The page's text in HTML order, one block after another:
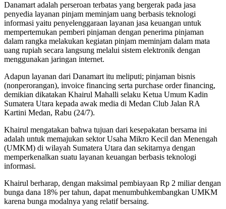
Danamart adalah perseroan terbatas yang bergerak pada jasa
penyedia layanan pinjam meminjam uang berbasis teknologi
informasi yaitu penyelenggaraan layanan jasa keuangan untuk
mempertemukan pemberi pinjaman dengan penerima pinjaman
dalam rangka melakukan kegiatan pinjam meminjam dalam mata
uang rupiah secara langsung melalui sistem elektronik dengan
menggunakan jaringan internet.
Adapun layanan dari Danamart itu meliputi; pinjaman bisnis
(nonperorangan), invoice financing serta purchase order financing,
demikian dikatakan Khairul Mahalli selaku Ketua Umum Kadin
Sumatera Utara kepada awak media di Medan Club Jalan RA
Kartini Medan, Rabu (24/7).
Khairul mengatakan bahwa tujuan dari kesepakatan bersama ini
adalah untuk memajukan sektor Usaha Mikro Kecil dan Menengah
(UMKM) di wilayah Sumatera Utara dan sekitarnya dengan
memperkenalkan suatu layanan keuangan berbasis teknologi
informasi.
Khairul berharap, dengan maksimal pembiayaan Rp 2 miliar dengan
bunga dana 18% per tahun, dapat menumbuhkembangkan UMKM
karena bunga modalnya yang relatif bersaing.